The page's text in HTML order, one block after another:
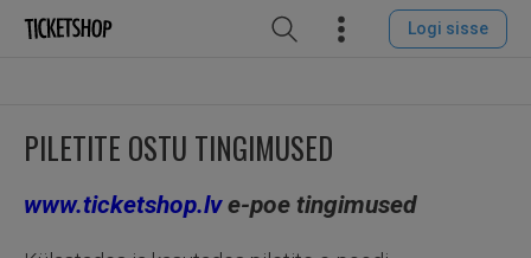
Logi sisse
PILETITE OSTU TINGIMUSED
www.ticketshop.lve-poe tingimused